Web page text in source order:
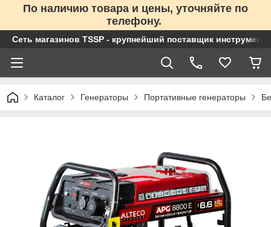
По наличию товара и цены, уточняйте по
телефону.
Сеть магазинов TSSP - крупнейший поставщик
Каталог Генераторы Портативные генераторы